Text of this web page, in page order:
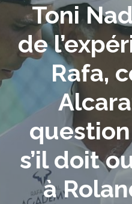
Toni
de
Rafa,
s’il doit
à